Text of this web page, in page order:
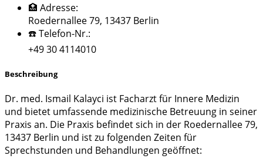
🏥 Adresse:
Roedernallee 79, 13437 Berlin
☎️ Telefon-Nr.:
+49 30 4114010
Beschreibung
Dr. med. Ismail Kalayci ist Facharzt für Innere Medizin
und bietet umfassende medizinische Betreuung in seiner
Praxis an. Die Praxis befindet sich in der Roedernallee 79,
13437 Berlin und ist zu folgenden Zeiten für
Sprechstunden und Behandlungen geöffnet: